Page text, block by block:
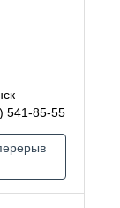
541-85-55